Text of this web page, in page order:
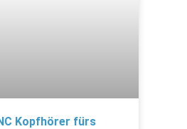
Kopfhörer fürs